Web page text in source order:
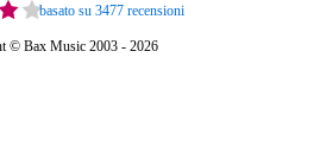
basato su 3477 recensioni
© Bax Music 2003 - 2026